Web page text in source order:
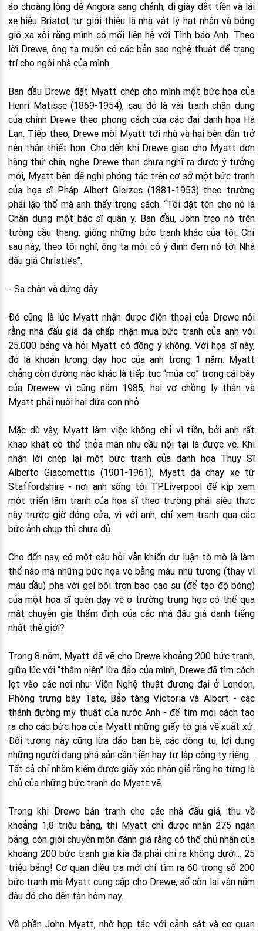
áo choàng lông dê Angora sang chảnh, đi giày đắt tiền và lái
xe hiệu Bristol, tự giới thiệu là nhà vật lý hạt nhân và bóng
gió xa xôi rằng mình có mối liên hệ với Tình báo Anh. Theo
lời Drewe, ông ta muốn có các bản sao nghệ thuật để trang
trí cho ngôi nhà của mình.
Ban đầu Drewe đặt Myatt chép cho mình một bức họa của
Henri Matisse (1869-1954), sau đó là vài tranh chân dung
của chính Drewe theo phong cách của các đại danh họa Hà
Lan. Tiếp theo, Drewe mời Myatt tới nhà và hai bên dần trở
nên thân thiết hơn. Cho đến khi Drewe giao cho Myatt đơn
hàng thứ chín, nghe Drewe than chưa nghĩ ra được ý tưởng
mới, Myatt bèn đề nghị phóng tác trên cơ sở một bức tranh
của họa sĩ Pháp Albert Gleizes (1881-1953) theo trường
phái lập thể mà anh thấy trong sách. “Tôi đặt tên cho nó là
Chân dung một bác sĩ quân y. Ban đầu, John treo nó trên
tường cầu thang, giống những bức tranh khác của tôi. Chỉ
sau này, theo tôi nghĩ, ông ta mới có ý định đem nó tới Nhà
đấu giá Christie’s”.
- Sa chân và đứng dậy
Đó cũng là lúc Myatt nhận được điện thoại của Drewe nói
rằng nhà đấu giá đã chấp nhận mua bức tranh của anh với
25.000 bảng và hỏi Myatt có đồng ý không. Với họa sĩ này,
đó là khoản lương dạy học của anh trong 1 năm. Myatt
chẳng còn đường nào khác là tiếp tục “múa cọ” trong cái bẫy
của Drewew vì cũng năm 1985, hai vợ chồng ly thân và
Myatt phải nuôi hai đứa con nhỏ.
Mặc dù vậy, Myatt làm việc không chỉ vì tiền, bởi anh rất
khao khát có thể thỏa mãn nhu cầu nội tại là được vẽ. Khi
nhận lời chép lại một bức tranh của danh họa Thụy Sĩ
Alberto Giacomettis (1901-1961), Myatt đã chạy xe từ
Staffordshire - nơi anh sống tới TP.Liverpool để kịp xem
một triển lãm tranh của họa sĩ theo trường phái siêu thực
này trước giờ đóng cửa, vì với anh, chỉ xem tranh qua các
bức ảnh chụp thì chưa đủ.
Cho đến nay, có một câu hỏi vẫn khiến dư luận tò mò là làm
thế nào mà những bức họa vẽ bằng màu nhũ tương (thay vì
màu dầu) pha với gel bôi trơn bao cao su (để tạo độ bóng)
của một họa sĩ quèn dạy vẽ ở trường trung học có thể qua
mặt chuyên gia thẩm định của các nhà đấu giá danh tiếng
nhất thế giới?
Trong 8 năm, Myatt đã vẽ cho Drewe khoảng 200 bức tranh,
giữa lúc với “thâm niên” lừa đảo của mình, Drewe đã tìm cách
lọt vào các nơi như Viện Nghệ thuật đương đại ở London,
Phòng trưng bày Tate, Bảo tàng Victoria và Albert - các
thánh đường mỹ thuật của nước Anh - để tìm mọi cách tạo
ra cho các bức họa của Myatt những giấy tờ giả về xuất xứ.
Đối tượng này cũng lừa đảo bạn bè, các dòng tu, lợi dụng
những người đang phá sản cần tiền hay tự lập công ty riêng…
Tất cả chỉ nhằm kiếm được giấy xác nhận giả rằng họ từng là
chủ của những bức tranh do Myatt vẽ.
Trong khi Drewe bán tranh cho các nhà đấu giá, thu về
khoảng 1,8 triệu bảng, thì Myatt chỉ được nhận 275 ngàn
bảng, còn giới chuyên môn đánh giá rằng có thể chủ nhân của
khoảng 200 bức tranh giả kia đã phải chi ra không dưới... 25
triệu bảng! Cơ quan điều tra mới chỉ tìm ra 60 trong số 200
bức tranh mà Myatt cung cấp cho Drewe, số còn lại vẫn nằm
đâu đó cho đến tận hôm nay.
Về phần John Myatt, nhờ hợp tác với cảnh sát và cơ quan